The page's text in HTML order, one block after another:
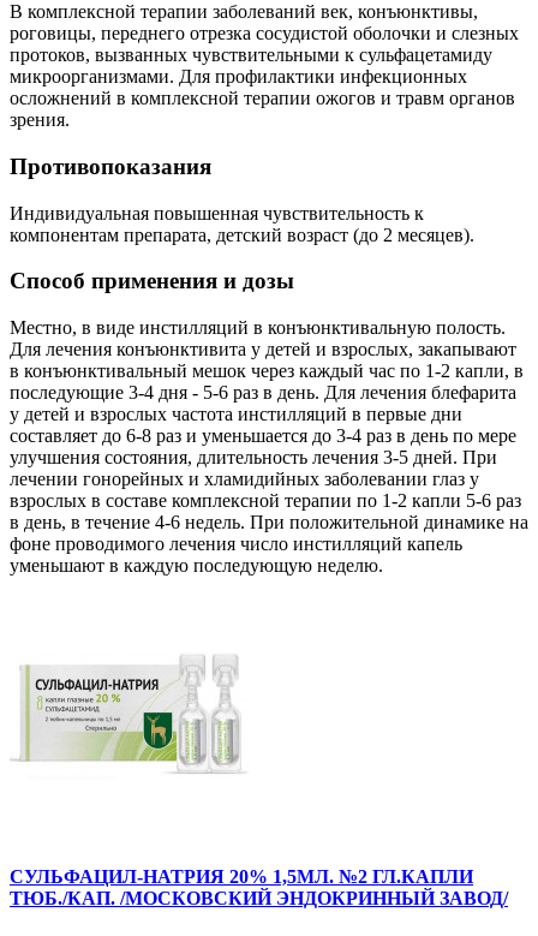
В комплексной терапии заболеваний век, конъюнктивы,
роговицы, переднего отрезка сосудистой оболочки и слезных
протоков, вызванных чувствительными к сульфацетамиду
микроорганизмами. Для профилактики инфекционных
осложнений в комплексной терапии ожогов и травм органов
зрения.
Противопоказания
Индивидуальная повышенная чувствительность к
компонентам препарата, детский возраст (до 2 месяцев).
Способ применения и дозы
Местно, в виде инстилляций в конъюнктивальную полость.
Для лечения конъюнктивита у детей и взрослых, закапывают
в конъюнктивальный мешок через каждый час по 1-2 капли, в
последующие 3-4 дня - 5-6 раз в день. Для лечения блефарита
у детей и взрослых частота инстилляций в первые дни
составляет до 6-8 раз и уменьшается до 3-4 раз в день по мере
улучшения состояния, длительность лечения 3-5 дней. При
лечении гонорейных и хламидийных заболевании глаз у
взрослых в составе комплексной терапии по 1-2 капли 5-6 раз
в день, в течение 4-6 недель. При положительной динамике на
фоне проводимого лечения число инстилляций капель
уменьшают в каждую последующую неделю.
СУЛЬФАЦИЛ-НАТРИЯ 20% 1,5МЛ. №2 ГЛ.КАПЛИ
ТЮБ./КАП. /МОСКОВСКИЙ ЭНДОКРИННЫЙ ЗАВОД/